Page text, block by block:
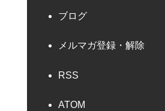
ブログ
メルマガ登録・解除
RSS
ATOM